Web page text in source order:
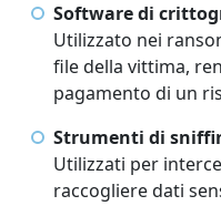
Software di
Utilizzato nei
file della vittima,
pagamento di un
Strumenti di
Utilizzati per
raccogliere dati